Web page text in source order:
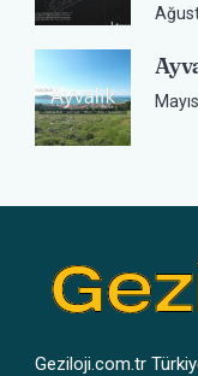
Geziloji.com.tr